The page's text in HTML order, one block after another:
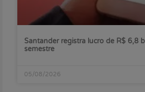
Santander registra lucro de R$ 6,8
semestre
05/08/2026